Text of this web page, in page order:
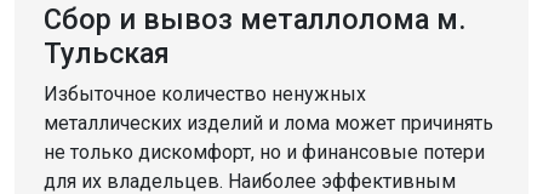
Сбор и вывоз металлолома м.
Тульская
Избыточное количество ненужных
металлических изделий и лома может причинять
не только дискомфорт, но и финансовые потери
для их владельцев. Наиболее эффективным